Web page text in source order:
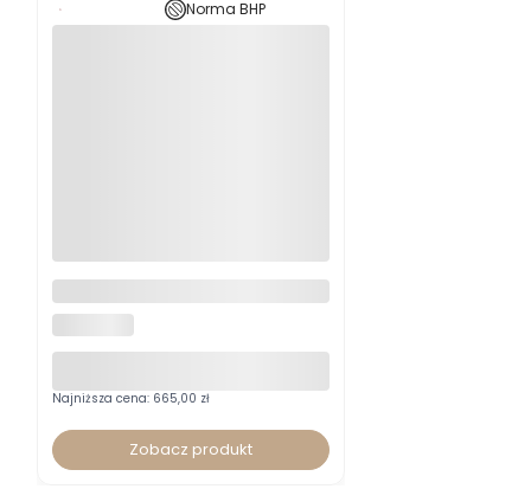
Fotel biurowy Taktik RTS
Activ1 tkanina
Najniższa cena: 665,00 zł
Zobacz produkt